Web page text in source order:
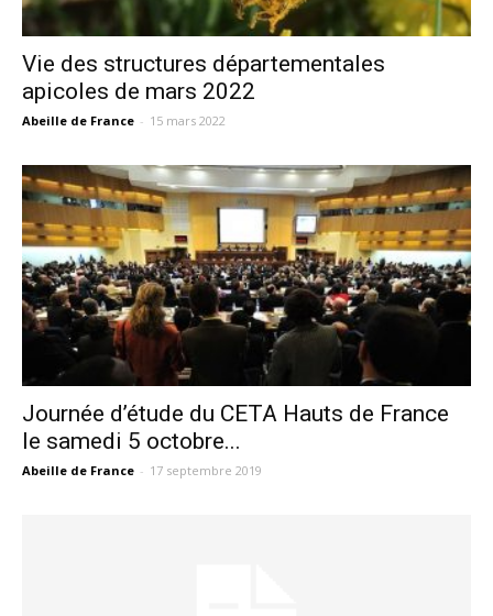
Vie des structures départementales
apicoles de mars 2022
Abeille de France - 15 mars 2022
Journée d’étude du CETA Hauts de France
le samedi 5 octobre...
Abeille de France - 17 septembre 2019